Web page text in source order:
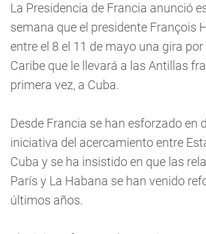
La Presidencia de Francia anunció
semana que el presidente François
entre el 8 el 11 de mayo una gira por
Caribe que le llevará a las Antillas
primera vez, a Cuba.
Desde Francia se han esforzado en
iniciativa del acercamiento entre
Cuba y se ha insistido en que las
París y La Habana se han venido
últimos años.